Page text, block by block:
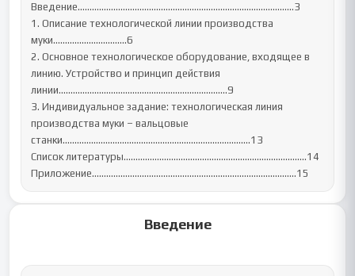
Введение…………………………………………………………….…………………3
1. Описание технологической линии производства
муки………………………….6
2. Основное технологическое оборудование, входящее в
линию. Устройство и принцип действия
линии……………………………………………………………..9
3. Индивидуальное задание: технологическая линия
производства муки – вальцовые
станки…………………………………………………………………….13
Список литературы…………………………………………………………………..14
Приложение…………………………………………………………………………..15
Введение